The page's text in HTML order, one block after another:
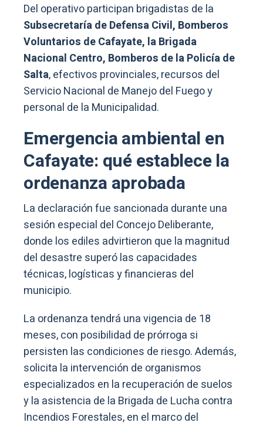
Del operativo participan brigadistas de la
Subsecretaría de Defensa Civil, Bomberos
Voluntarios de Cafayate, la Brigada
Nacional Centro, Bomberos de la Policía de
Salta, efectivos provinciales, recursos del
Servicio Nacional de Manejo del Fuego y
personal de la Municipalidad.
Emergencia ambiental en
Cafayate: qué establece la
ordenanza aprobada
La declaración fue sancionada durante una
sesión especial del Concejo Deliberante,
donde los ediles advirtieron que la magnitud
del desastre superó las capacidades
técnicas, logísticas y financieras del
municipio.
La ordenanza tendrá una vigencia de 18
meses, con posibilidad de prórroga si
persisten las condiciones de riesgo. Además,
solicita la intervención de organismos
especializados en la recuperación de suelos
y la asistencia de la Brigada de Lucha contra
Incendios Forestales, en el marco del